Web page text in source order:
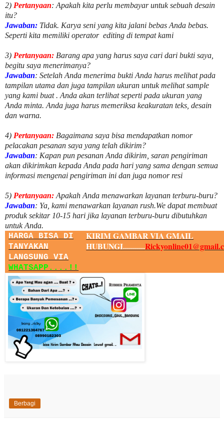
2) Pertanyaan: Apakah kita perlu membayar untuksebuah desain
itu?
Jawaban: Tidak. Karya seni yang kita jalani bebas Anda bebas.
Seperti kita memiliki operator editing di tempat kami
3) Pertanyaan: Barang apa yang harus saya cari dari bukti saya,
begitu saya menerimanya?
Jawaban: Setelah Anda menerima bukti Anda harus melihat pada
tampilan utama dan juga tampilan ukuran untuk melihatsample
yang kami buat . Anda akan terlihat seperti pada ukuran yang
Anda minta. Anda juga harus memeriksa keakuratan teks, desain
dan warna.
4) Pertanyaan: Bagaimana saya bisa mendapatkan nomor
pelacakan pesanan saya yang telah dikirim?
Jawaban: Kapan pun pesanan Anda dikirim, saran pengiriman
akan dikirimkan kepada Anda pada hari yang sama dengan semua
informasi mengenai pengiriman ini dan juga nomorresi
5) Pertanyaan: Apakah Anda menawarkan layanan terburu-buru?
Jawaban: Ya, kami menawarkan layanan rush.We dapat membuat
produk sekitar 10-15 hari jika layanan terburu-buru dibutuhkan
untuk Anda.
HARGA BISA DI
TANYAKAN
LANGSUNG VIA
WHATSAPP....!!
KIRIM GAMBAR VIA GMAIL
HUBUNGI...........
Berbagi